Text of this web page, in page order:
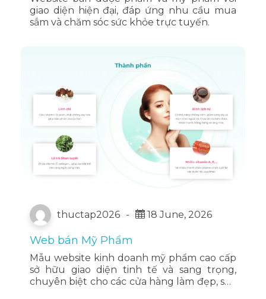
giao diện hiện đại, đáp ứng nhu cầu mua
sắm và chăm sóc sức khỏe trực tuyến.
thuctap2026 - 18 June, 2026
Web bán Mỹ Phẩm
Mẫu website kinh doanh mỹ phẩm cao cấp
sở hữu giao diện tinh tế và sang trọng,
chuyên biệt cho các cửa hàng làm đẹp, spa